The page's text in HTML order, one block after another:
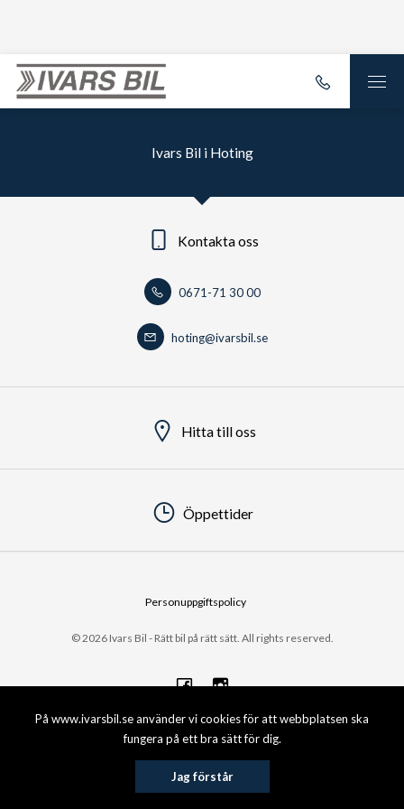
På www.ivarsbil.se använder vi cookies för att webbplatsen ska
fungera på ett bra sätt för dig.
Jag förstår
Ivars Bil i Hoting
Kontakta oss
0671-71 30 00
hoting@ivarsbil.se
Hitta till oss
Öppettider
© 2026 Ivars Bil - Rätt bil på rätt sätt. All rights reserved.
Personuppgiftspolicy